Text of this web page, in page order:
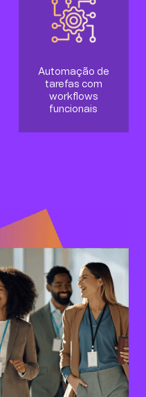
Automação de
tarefas com
workflows
funcionais